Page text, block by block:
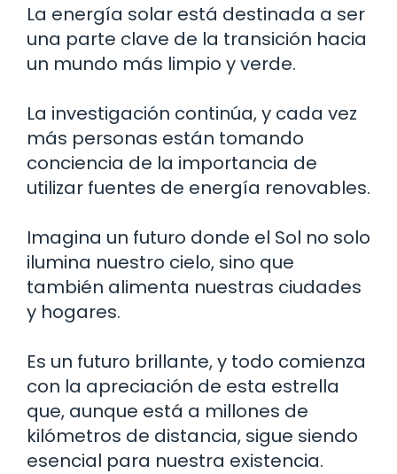
La energía solar está destinada a ser
una parte clave de la transición hacia
un mundo más limpio y verde.
La investigación continúa, y cada vez
más personas están tomando
conciencia de la importancia de
utilizar fuentes de energía renovables.
Imagina un futuro donde el Sol no solo
ilumina nuestro cielo, sino que
también alimenta nuestras ciudades
y hogares.
Es un futuro brillante, y todo comienza
con la apreciación de esta estrella
que, aunque está a millones de
kilómetros de distancia, sigue siendo
esencial para nuestra existencia.